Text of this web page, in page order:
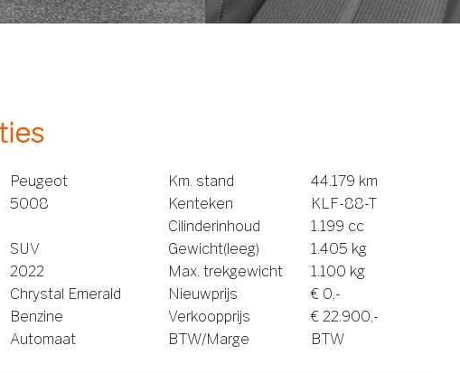
Peugeot
5008
SUV
2022
Chrystal Emerald
Benzine
Automaat
Km. stand
44.179 km
Kenteken
KLF-88-T
Cilinderinhoud
1.199 cc
Gewicht(leeg)
1.405 kg
Max. trekgewicht
1.100 kg
Nieuwprijs
€ 0,-
Verkoopprijs
€ 22.900,-
BTW/Marge
BTW